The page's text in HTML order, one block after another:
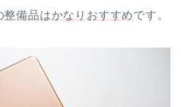
備品はかなりおすすめです。